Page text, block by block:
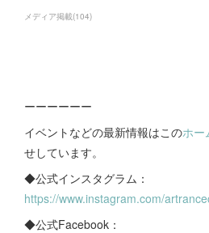
メディア掲載(104)
ーーーーーー
イベントなどの最新情報はこのホー
せしています。
◆公式インスタグラム：
https://www.instagram.com/
◆公式Facebook：